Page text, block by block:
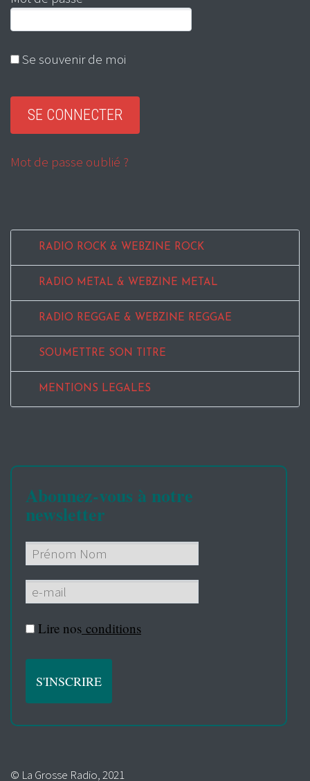
Se souvenir de moi
Mot de passe oublié ?
RADIO ROCK & WEBZINE ROCK
RADIO METAL & WEBZINE METAL
RADIO REGGAE & WEBZINE REGGAE
SOUMETTRE SON TITRE
MENTIONS LEGALES
Abonnez-vous à notre
newsletter
Lire nos conditions
© La Grosse Radio, 2021